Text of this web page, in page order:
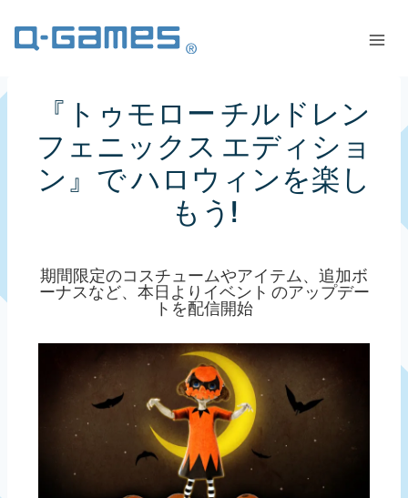
『トゥモロー チルドレン
フェニックス エディショ
ン』で ハロウィンを楽し
もう!
期間限定のコスチュームやアイテム、追加ボ
ーナスなど、本日よりイベント のアップデー
トを配信開始